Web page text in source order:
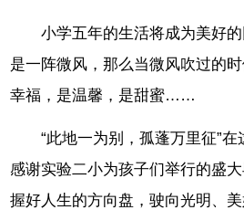
小学五年的生活将成为美好
是一阵微风，那么当微风吹过的
幸福，是温馨，是甜蜜……
“此地一为别，孤蓬万里征”在
感谢实验二小为孩子们举行的盛
握好人生的方向盘，驶向光明、